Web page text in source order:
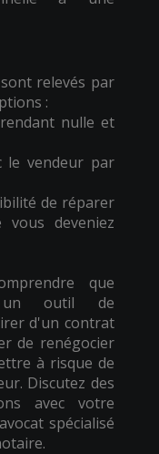
relevés par
:
nulle et
le vendeur par
de réparer
vous deveniez
que
un outil de
d'un contrat
de renégocier
à risque de
Discutez des
avec votre
spécialisé